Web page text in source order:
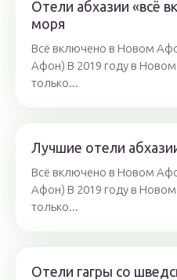
Отели абхазии «всё
моря
Всё включено в Новом
Афон) В 2019 году в Новом
только...
Лучшие отели
Всё включено в Новом
Афон) В 2019 году в Новом
только...
Отели гагры со